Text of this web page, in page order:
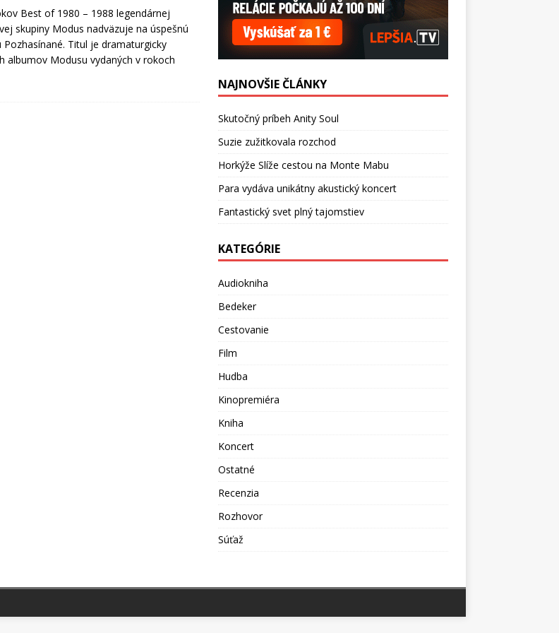
Best of 1980 – 1988 legendárnej
skupiny Modus nadväzuje na úspešnú
Pozhasínané. Titul je dramaturgicky
albumov Modusu vydaných v rokoch
NAJNOVŠIE ČLÁNKY
Skutočný príbeh Anity Soul
Suzie zužitkovala rozchod
Horkýže Slíže cestou na Monte Mabu
Para vydáva unikátny akustický koncert
Fantastický svet plný tajomstiev
KATEGÓRIE
Audiokniha
Bedeker
Cestovanie
Film
Hudba
Kinopremiéra
Kniha
Koncert
Ostatné
Recenzia
Rozhovor
Súťaž